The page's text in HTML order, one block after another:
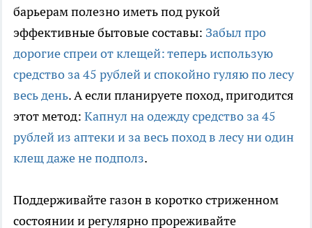
барьерам полезно иметь под рукой
эффективные бытовые составы: Забыл про
дорогие спреи от клещей: теперь использую
средство за 45 рублей и спокойно гуляю по лесу
весь день. А если планируете поход, пригодится
этот метод: Капнул на одежду средство за 45
рублей из аптеки и за весь поход в лесу ни один
клещ даже не подполз.
Поддерживайте газон в коротко стриженном
состоянии и регулярно прореживайте